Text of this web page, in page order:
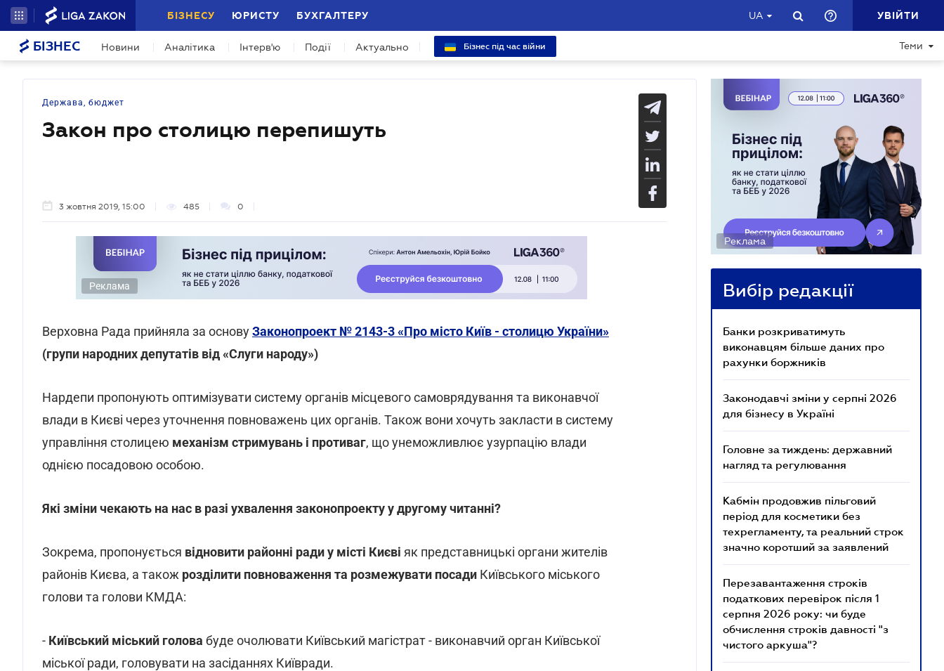
БІЗНЕСУ ЮРИСТУ БУХГАЛТЕРУ UA УВІЙТИ
БІЗНЕС Новини Аналітика Інтерв'ю Події Актуально Бізнес під час війни Теми
Держава, бюджет
Закон про столицю перепишуть
3 жовтня 2019, 15:00 485 0
Реклама
Верховна Рада прийняла за основуЗаконопроект № 2143-3 «Про місто Київ - столицю України»
(групи народних депутатів від «Слуги народу»)
Нардепи пропонують оптимізувати систему органів місцевого самоврядування та виконавчої
влади в Києві через уточнення повноважень цих органів. Також вони хочуть закласти в систему
управління столицею механізм стримувань і противаг, що унеможливлює узурпацію влади
однією посадовою особою.
Які зміни чекають на нас в разі ухвалення законопроекту у другому читанні?
Зокрема, пропонується відновити районні ради у місті Києві як представницькі органи жителів
районів Києва, а також розділити повноваження та розмежувати посади Київського міського
голови та голови КМДА:
- Київський міський голова буде очолювати Київський магістрат - виконавчий орган Київської
міської ради, головувати на засіданнях Київради.
Реклама
Вибір редакції
Банки розкриватимуть
виконавцям більше даних про
рахунки боржників
Законодавчі зміни у серпні 2026
для бізнесу в Україні
Головне за тиждень: державний
нагляд та регулювання
Кабмін продовжив пільговий
період для косметики без
техрегламенту, та реальний строк
значно коротший за заявлений
Перезавантаження строків
податкових перевірок після 1
серпня 2026 року: чи буде
обчислення строків давності "з
чистого аркуша"?